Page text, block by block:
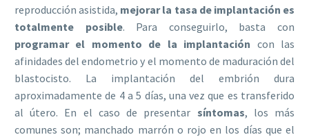
reproducción asistida, mejorar la tasa de implantación es
totalmente posible. Para conseguirlo, basta con
programar el momento de la implantación con las
afinidades del endometrio y el momento de maduración del
blastocisto. La implantación del embrión dura
aproximadamente de 4 a 5 días, una vez que es transferido
al útero. En el caso de presentar síntomas, los más
comunes son; manchado marrón o rojo en los días que el